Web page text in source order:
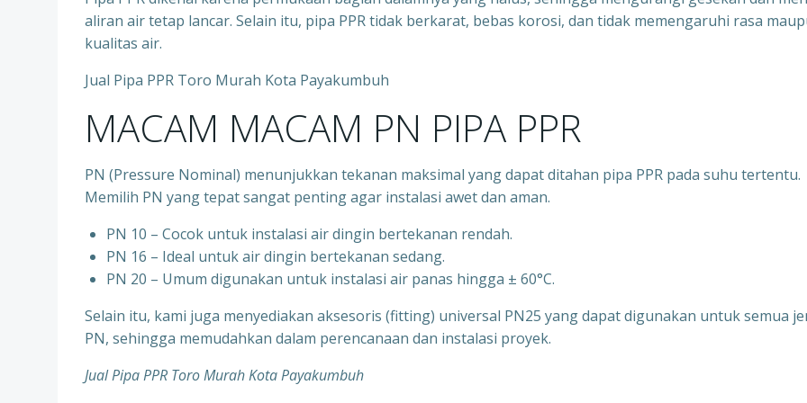
aliran air tetap lancar. Selain itu, pipa PPR tidak berkarat, bebas korosi, dan tidak memengaruhi rasa
kualitas air.
Jual Pipa PPR Toro Murah Kota Payakumbuh
MACAM MACAM PN PIPA PPR
PN (Pressure Nominal) menunjukkan tekanan maksimal yang dapat ditahan pipa PPR pada suhu tertentu.
Memilih PN yang tepat sangat penting agar instalasi awet dan aman.
PN 10 – Cocok untuk instalasi air dingin bertekanan rendah.
⁠PN 16 – Ideal untuk air dingin bertekanan sedang.
⁠PN 20 – Umum digunakan untuk instalasi air panas hingga ± 60°C.
Selain itu, kami juga menyediakan aksesoris (fitting) universal PN25 yang dapat digunakan untuk semua
PN, sehingga memudahkan dalam perencanaan dan instalasi proyek.
Jual Pipa PPR Toro Murah Kota Payakumbuh